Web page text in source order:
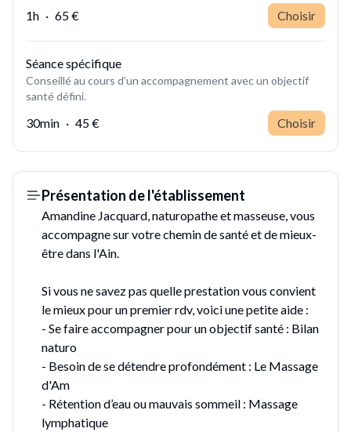
1h · 65 € Choisir
Séance spécifique
Conseillé au cours d’un accompagnement avec un objectif
santé défini.
30min · 45 € Choisir
Présentation de l'établissement
Amandine Jacquard, naturopathe et masseuse, vous
accompagne sur votre chemin de santé et de mieux-
être dans l'Ain.
Si vous ne savez pas quelle prestation vous convient
le mieux pour un premier rdv, voici une petite aide :
- Se faire accompagner pour un objectif santé : Bilan
naturo
- Besoin de se détendre profondément : Le Massage
d'Am
- Rétention d’eau ou mauvais sommeil : Massage
lymphatique